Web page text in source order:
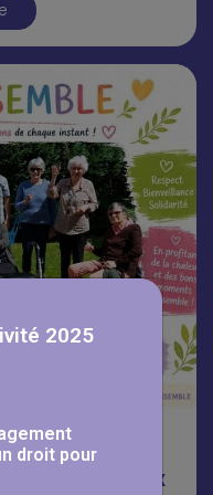
réussie aux
2025
droit pour